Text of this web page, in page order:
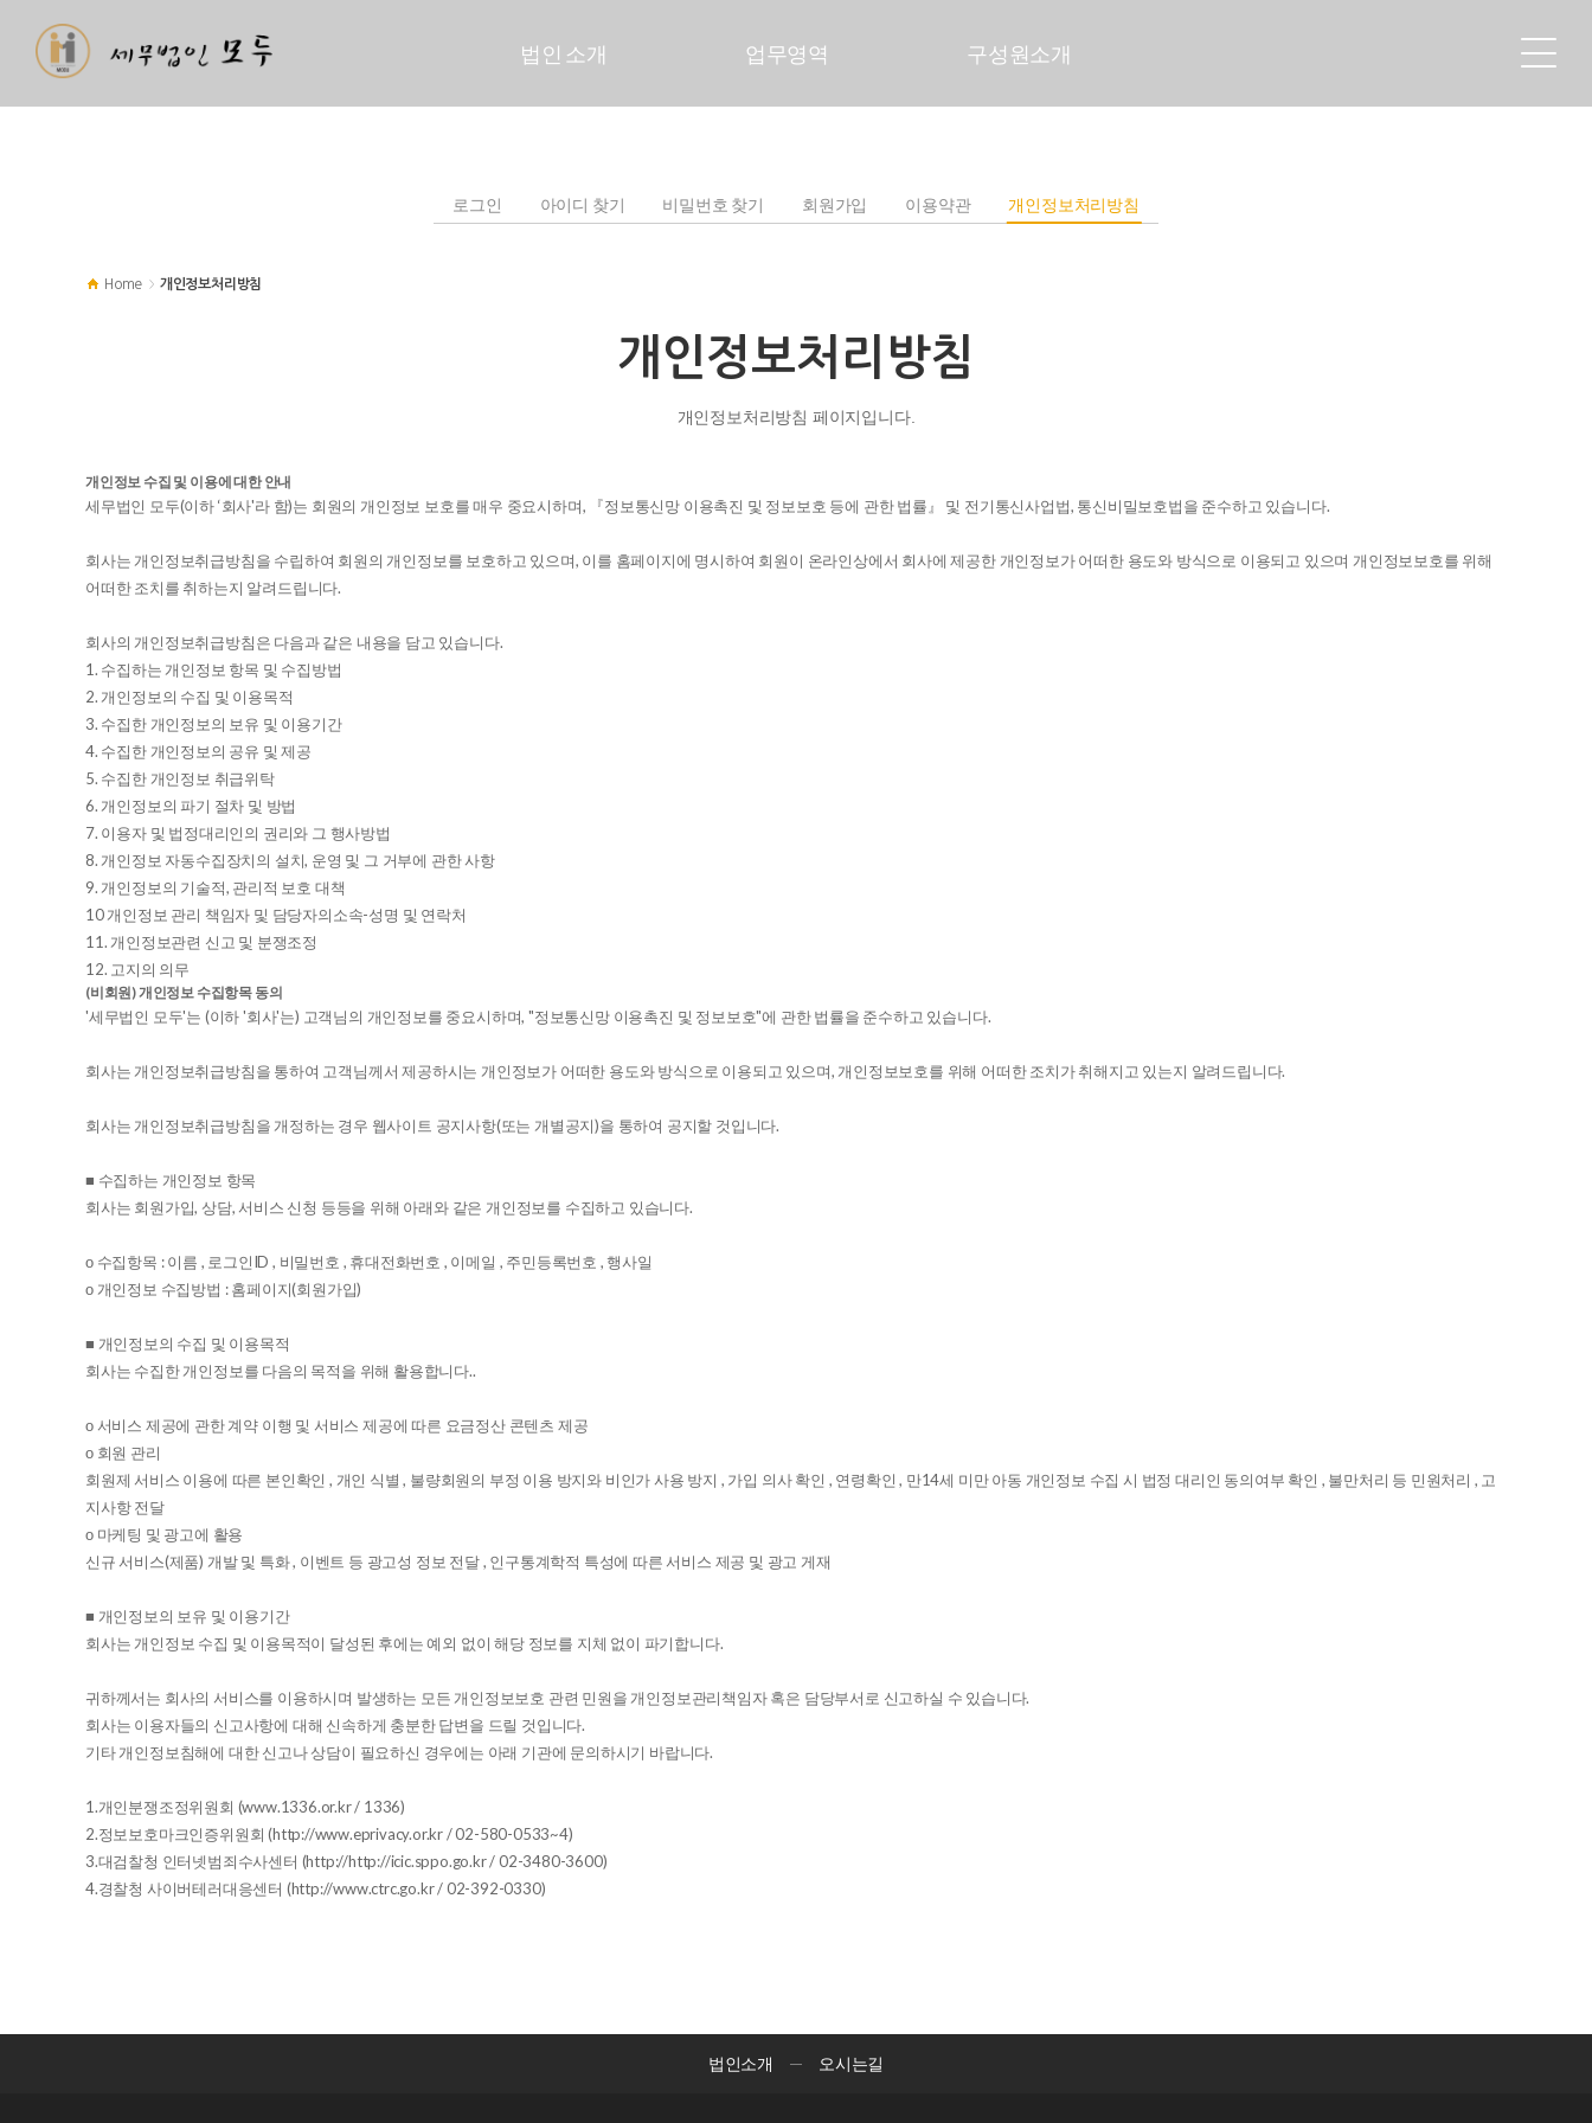
법인 소개 업무영역 구성원소개
로그인 아이디 찾기 비밀번호 찾기 회원가입 이용약관 개인정보처리방침
개인정보처리방침
개인정보처리방침 페이지입니다.
Home > 개인정보처리방침
개인정보 수집 및 이용에 대한 안내
세무법인 모두(이하 ‘회사'라 함)는 회원의 개인정보 보호를 매우 중요시하며, 『정보통신망 이용촉진 및 정보보호 등에 관한 법률』 및 전기통신사업법, 통신비밀보호법을 준수하고 있습니다.
회사는 개인정보취급방침을 수립하여 회원의 개인정보를 보호하고 있으며, 이를 홈페이지에 명시하여 회원이 온라인상에서 회사에 제공한 개인정보가 어떠한 용도와 방식으로 이용되고 있으며 개인정보보호를 위해
어떠한 조치를 취하는지 알려드립니다.
회사의 개인정보취급방침은 다음과 같은 내용을 담고 있습니다.
1. 수집하는 개인정보 항목 및 수집방법
2. 개인정보의 수집 및 이용목적
3. 수집한 개인정보의 보유 및 이용기간
4. 수집한 개인정보의 공유 및 제공
5. 수집한 개인정보 취급위탁
6. 개인정보의 파기 절차 및 방법
7. 이용자 및 법정대리인의 권리와 그 행사방법
8. 개인정보 자동수집장치의 설치, 운영 및 그 거부에 관한 사항
9. 개인정보의 기술적, 관리적 보호 대책
10 개인정보 관리 책임자 및 담당자의소속-성명 및 연락처
11. 개인정보관련 신고 및 분쟁조정
12. 고지의 의무
(비회원) 개인정보 수집항목 동의
'세무법인 모두'는 (이하 '회사'는) 고객님의 개인정보를 중요시하며, "정보통신망 이용촉진 및 정보보호"에 관한 법률을 준수하고 있습니다.
회사는 개인정보취급방침을 통하여 고객님께서 제공하시는 개인정보가 어떠한 용도와 방식으로 이용되고 있으며, 개인정보보호를 위해 어떠한 조치가 취해지고 있는지 알려드립니다.
회사는 개인정보취급방침을 개정하는 경우 웹사이트 공지사항(또는 개별공지)을 통하여 공지할 것입니다.
■ 수집하는 개인정보 항목
회사는 회원가입, 상담, 서비스 신청 등등을 위해 아래와 같은 개인정보를 수집하고 있습니다.
ο 수집항목 : 이름 , 로그인ID , 비밀번호 , 휴대전화번호 , 이메일 , 주민등록번호 , 행사일
ο 개인정보 수집방법 : 홈페이지(회원가입)
■ 개인정보의 수집 및 이용목적
회사는 수집한 개인정보를 다음의 목적을 위해 활용합니다..
ο 서비스 제공에 관한 계약 이행 및 서비스 제공에 따른 요금정산 콘텐츠 제공
ο 회원 관리
회원제 서비스 이용에 따른 본인확인 , 개인 식별 , 불량회원의 부정 이용 방지와 비인가 사용 방지 , 가입 의사 확인 , 연령확인 , 만14세 미만 아동 개인정보 수집 시 법정 대리인 동의여부 확인 , 불만처리 등 민원처리 , 고
지사항 전달
ο 마케팅 및 광고에 활용
신규 서비스(제품) 개발 및 특화 , 이벤트 등 광고성 정보 전달 , 인구통계학적 특성에 따른 서비스 제공 및 광고 게재
■ 개인정보의 보유 및 이용기간
회사는 개인정보 수집 및 이용목적이 달성된 후에는 예외 없이 해당 정보를 지체 없이 파기합니다.
귀하께서는 회사의 서비스를 이용하시며 발생하는 모든 개인정보보호 관련 민원을 개인정보관리책임자 혹은 담당부서로 신고하실 수 있습니다.
회사는 이용자들의 신고사항에 대해 신속하게 충분한 답변을 드릴 것입니다.
기타 개인정보침해에 대한 신고나 상담이 필요하신 경우에는 아래 기관에 문의하시기 바랍니다.
1.개인분쟁조정위원회 (www.1336.or.kr / 1336)
2.정보보호마크인증위원회 (http://www.eprivacy.or.kr / 02-580-0533~4)
3.대검찰청 인터넷범죄수사센터 (http://http://icic.sppo.go.kr / 02-3480-3600)
4.경찰청 사이버테러대응센터 (http://www.ctrc.go.kr / 02-392-0330)
법인소개 오시는길